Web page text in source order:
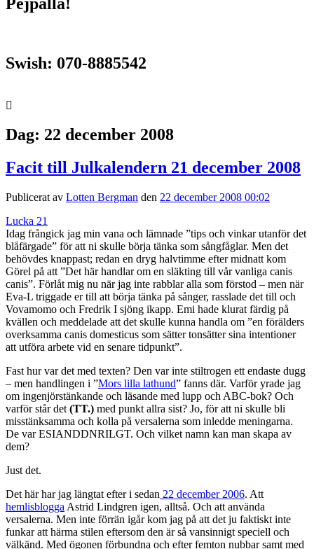
Swish: 070-8885542
Dag: 22 december 2008
Facit till Julkalendern 21 december 2008
Publicerat av Lotten Bergman den 22 december 2008 00:02
Lucka 21
Idag frångick jag min vana och lämnade ”tips och vinkar utanför det
blåfärgade” för att ni skulle börja tänka som sångfåglar. Men det
behövdes knappast; redan en dryg halvtimme efter midnatt kom
Görel på att ”Det här handlar om en släkting till vår vanliga canis
canis”. Förlåt mig nu när jag inte rabblar alla som förstod – men när
Eva-L triggade er till att börja tänka på sånger, rasslade det till och
Vovamomo och Fredrik I sjöng ikapp. Emi hade klurat färdig på
kvällen och meddelade att det skulle kunna handla om ”en förälders
overksamma canis domesticus som sätter tonsätter sina intentioner
att utföra arbete vid en senare tidpunkt”.
Fast hur var det med texten? Den var inte stiltrogen ett endaste dugg
– men handlingen i ”Mors lilla lathund” fanns där. Varför yrade jag
om ingenjörstänkande och läsande med lupp och ABC-bok? Och
varför står det (TT.) med punkt allra sist? Jo, för att ni skulle bli
misstänksamma och kolla på versalerna som inledde meningarna.
De var ESIANDDNRILGT. Och vilket namn kan man skapa av
dem?
Just det.
Det här har jag längtat efter i sedan 22 december 2006. Att
hemlisblogga Astrid Lindgren igen, alltså. Och att använda
versalerna. Men inte förrän igår kom jag på att det ju faktiskt inte
funkar att härma stilen eftersom den är så vansinnigt speciell och
välkänd. Med ögonen förbundna och efter femton nubbar samt med